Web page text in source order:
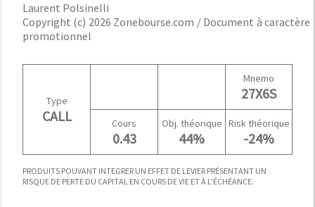
Laurent Polsinelli
Copyright (c) 2026 Zonebourse.com / Document à caractère
promotionnel
Type
CALL
Mnemo
27X6S
Cours
0.43
Obj. théorique
44%
Risk théorique
-24%
PRODUITS POUVANT INTEGRER UN EFFET DE LEVIER PRÉSENTANT UN
RISQUE DE PERTE DU CAPITAL EN COURS DE VIE ET À L'ÉCHÉANCE.